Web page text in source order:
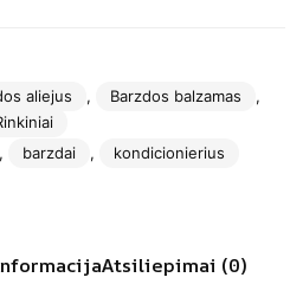
aliejus , Barzdos balzamas
,
, barzdai ,
kondicionierius
Atsiliepimai (0)